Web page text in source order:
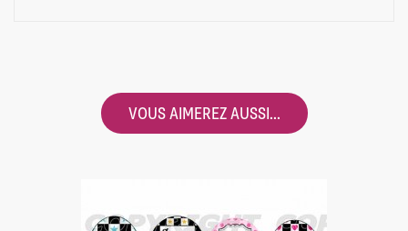
VOUS AIMEREZ AUSSI...